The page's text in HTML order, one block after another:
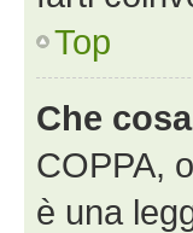
Top
Che
COPPA,
è una